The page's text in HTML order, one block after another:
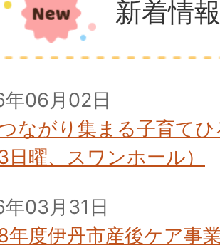
新着情報
06月02日
ながり集まる子育て
3日曜、スワンホール）
03月31日
年度伊丹市産後ケア事